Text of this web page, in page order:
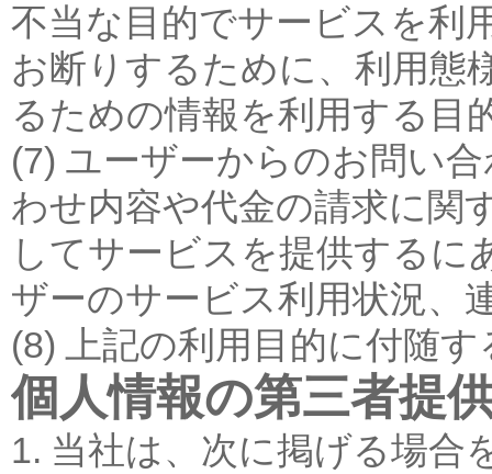
不当な目的でサービスを利
お断りするために、利用態
るための情報を利用する目
(7) ユーザーからのお問い
わせ内容や代金の請求に関
してサービスを提供するに
ザーのサービス利用状況、
(8) 上記の利用目的に付随す
個人情報の第三者提
1. 当社は、次に掲げる場合